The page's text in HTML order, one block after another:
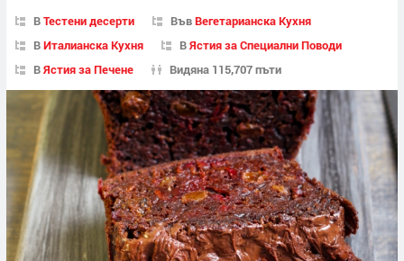
ВТестени десерти ВъвВегетарианска Кухня
ВИталианска Кухня ВЯстия за Специални Поводи
ВЯстия за Печене Видяна 115,707 пъти